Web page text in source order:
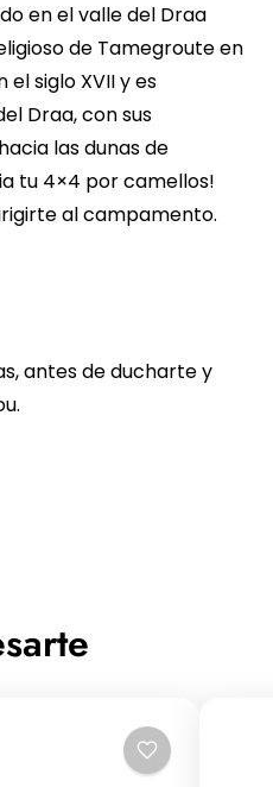
en el valle del Draa
de Tamegroute en
siglo XVII y es
Draa, con sus
las dunas de
tu 4×4 por camellos!
al campamento.
antes de ducharte y